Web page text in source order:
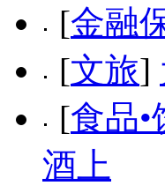
[金融
[文旅]
[食品•
酒上